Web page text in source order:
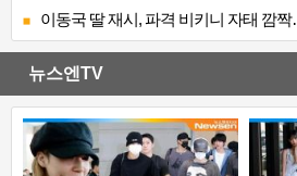
이동국 딸 재시, 파격 비키니 자태 깜
뉴스엔TV